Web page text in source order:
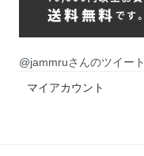
@jammruさんのツイート
マイアカウント